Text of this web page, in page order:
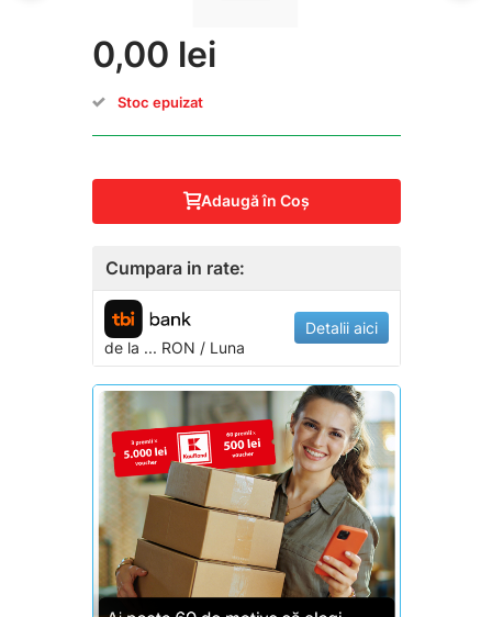
0,00 lei
Stoc epuizat
Adaugă în Coş
Cumpara in rate:
de la ... RON / Luna
Detalii aici